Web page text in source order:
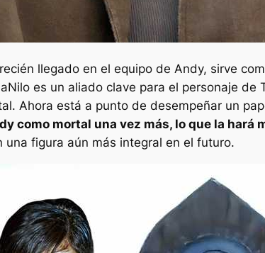
llegado en el equipo de Andy, sirve
Nilo es un aliado clave para el personaje
Ahora está a punto de desempeñar un
como mortal una vez más, lo que la hará
figura aún más integral en el futuro.